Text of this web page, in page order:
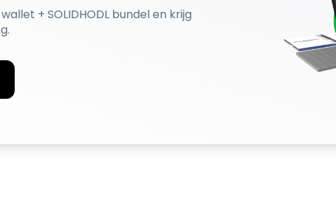
+ SOLIDHODL bundel en krijg